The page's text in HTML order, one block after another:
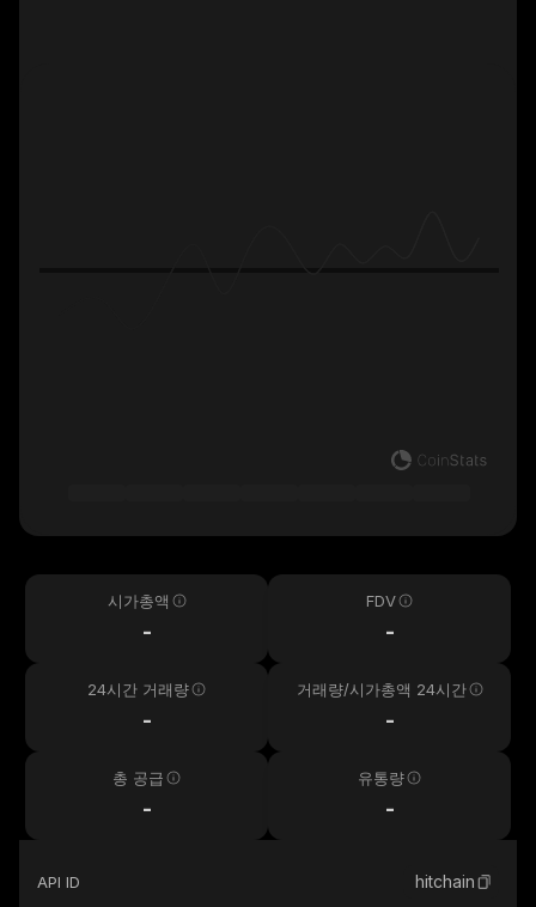
시가총액
-
FDV
-
24시간 거래량
-
거래량/시가총액 24시간
-
총 공급
-
유통량
-
API ID hitchain